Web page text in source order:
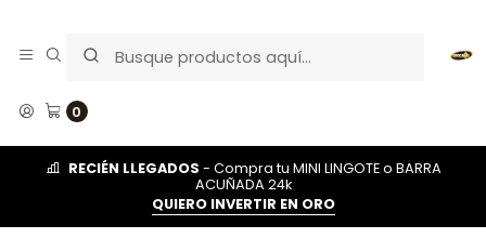
0
RECIÉN LLEGADOS - Compra tu MINI LINGOTE o BARRA
ACUÑADA 24k
QUIERO INVERTIR EN ORO